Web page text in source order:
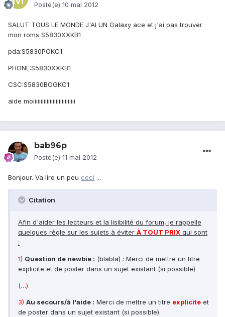
Posté(e) 10 mai 2012
SALUT TOUS LE MONDE J'AI UN Galaxy ace et j'ai pas trouver
mon roms S5830XXKB1
pda:S5830POKC1
PHONE:S5830XXKB1
CSC:S5830BOGKC1
aide moiiiiiiiiiiiiiiiiiiiiiiiiiiii
bab96p
Posté(e) 11 mai 2012
Bonjour. Va lire un peu ceci ...
Citation
Afin d'aider les lecteurs et la lisibilité du forum, je rappelle
quelques règle sur les sujets à éviter À TOUT PRIX qui sont
:
1) Question de newbie : (blabla) : Merci de mettre un titre
explicite et de poster dans un sujet existant (si possible)
(…)
3) Au secours/à l'aide : Merci de mettre un titre explicite et
de poster dans un sujet existant (si possible)